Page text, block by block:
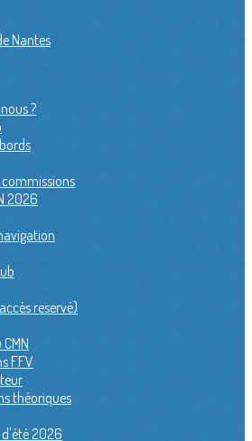
?
commissions
2026
reservé)
FFV
théoriques
d'été 2026